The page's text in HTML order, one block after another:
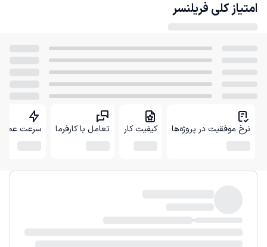
امتیاز کلی فریلنسر
نرخ موفقیت در پروژه‌ها کیفیت کار تعامل با کارفرما سرعت عمل